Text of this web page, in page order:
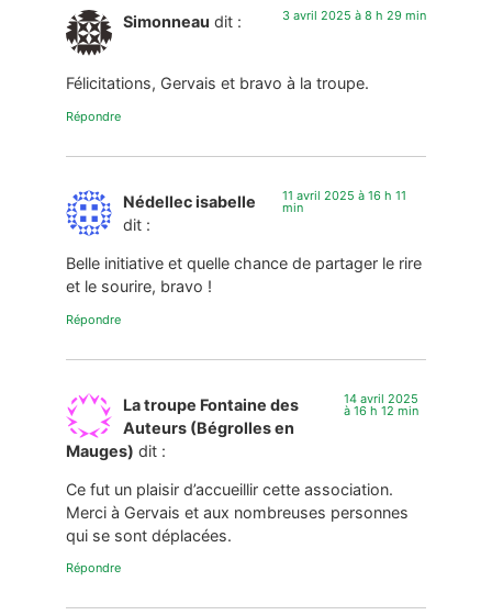
Simonneau dit : 3 avril 2025 à 8 h 29 min
Félicitations, Gervais et bravo à la troupe.
Répondre
Nédellec isabelle
dit :
11 avril 2025 à 16 h 11
min
Belle initiative et quelle chance de partager le rire
et le sourire, bravo !
Répondre
La troupe Fontaine des
Auteurs (Bégrolles en
Mauges) dit :
14 avril 2025
à 16 h 12 min
Ce fut un plaisir d’accueillir cette association.
Merci à Gervais et aux nombreuses personnes
qui se sont déplacées.
Répondre